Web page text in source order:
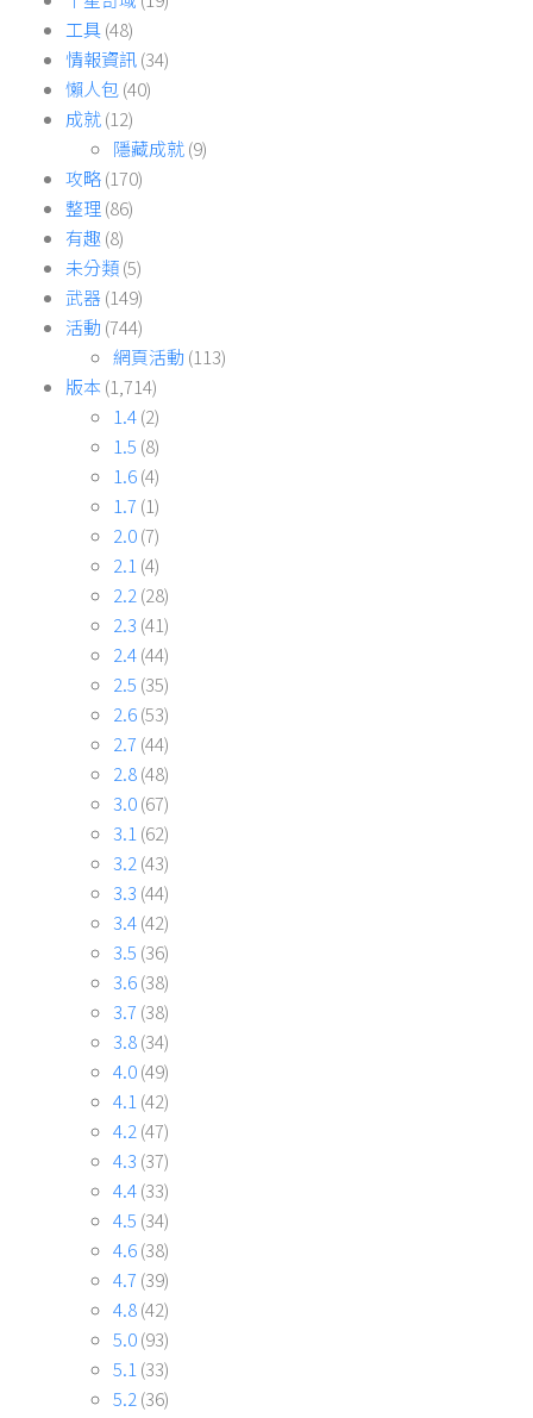
工具(48)
情報資訊(34)
懶人包(40)
成就(12)
隱藏成就(9)
攻略(170)
整理(86)
有趣(8)
未分類(5)
武器(149)
活動 (744)
網頁活動 (113)
版本 (1,714)
1.4(2)
1.5 (8)
1.6(4)
1.7 (1)
2.0(7)
2.1 (4)
2.2 (28)
2.3 (41)
2.4(44)
2.5 (35)
2.6(53)
2.7 (44)
2.8(48)
3.0(67)
3.1 (62)
3.2 (43)
3.3 (44)
3.4(42)
3.5 (36)
3.6(38)
3.7 (38)
3.8(34)
4.0(49)
4.1 (42)
4.2 (47)
4.3 (37)
4.4(33)
4.5 (34)
4.6(38)
4.7 (39)
4.8(42)
5.0(93)
5.1 (33)
5.2 (36)